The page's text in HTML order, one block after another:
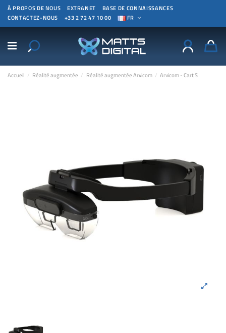
À PROPOS DE NOUS EXTRANET
BASE DE CONNAISSANCES
CONTACTEZ-NOUS
+33 2 72 47 10 00 FR
Accueil Réalité augmentée Réalité augmentée Arvicom Arvicom - Cart S